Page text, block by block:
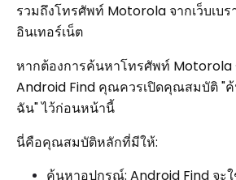
รวมถึงโทรศัพท์ Motorola จากเว็บเบร
อินเทอร์เน็ต
หากต้องการค้นหาโทรศัพท์
Android Find คุณควรเปิดคุณสมบัติ "
ฉัน" ไว้ก่อนหน้านี้
นี่คือคุณสมบัติหลักที่มีให้:
ค้นหาอุปกรณ์: Android Find จะใ